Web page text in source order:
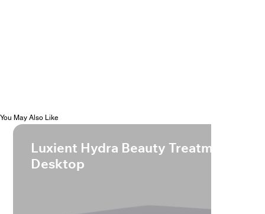
You May Also Like
Luxient Hydra Beauty Treatment -
Desktop